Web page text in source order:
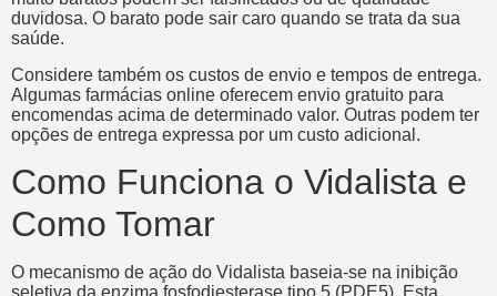
duvidosa. O barato pode sair caro quando se trata da sua
saúde.
Considere também os custos de envio e tempos de entrega.
Algumas farmácias online oferecem envio gratuito para
encomendas acima de determinado valor. Outras podem ter
opções de entrega expressa por um custo adicional.
Como Funciona o Vidalista e
Como Tomar
O mecanismo de ação do Vidalista baseia-se na inibição
seletiva da enzima fosfodiesterase tipo 5 (PDE5). Esta